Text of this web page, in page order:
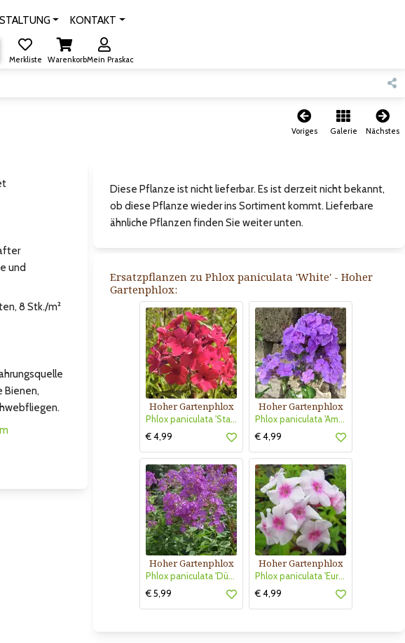
KONTAKT
Merkliste WarenkorbMein Praskac
Voriges Galerie Nächstes
Diese Pflanze ist nicht lieferbar. Es ist derzeit nicht bekannt,
ob diese Pflanze wieder ins Sortiment kommt. Lieferbare
ähnliche Pflanzen finden Sie weiter unten.
Ersatzpflanzen zu Phlox paniculata 'White' - Hoher
Gartenphlox:
Hoher Gartenphlox
Phlox paniculata 'Starfire'
€ 4,99
Hoher Gartenphlox
Phlox paniculata 'Amethyst'
€ 4,99
Hoher Gartenphlox
Phlox paniculata 'Düsterlohe'
€ 5,99
Hoher Gartenphlox
Phlox paniculata 'Europa'
€ 4,99
und
8 Stk./m²
Bienen,